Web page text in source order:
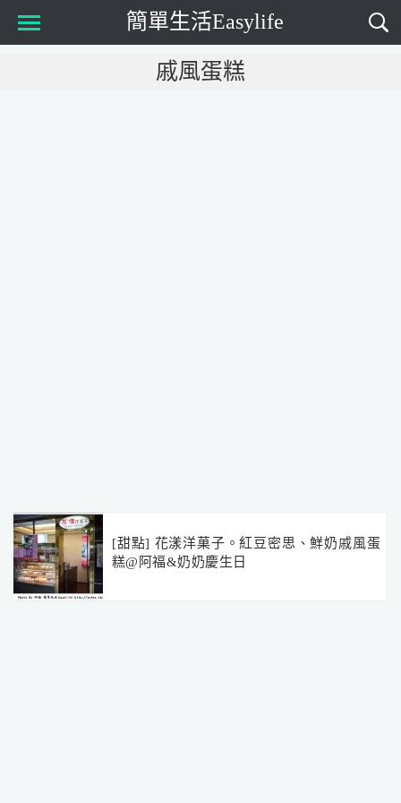
簡單生活Easylife
戚風蛋糕
[甜點] 花漾洋菓子。紅豆密思、鮮奶戚風蛋
糕@阿福&奶奶慶生日